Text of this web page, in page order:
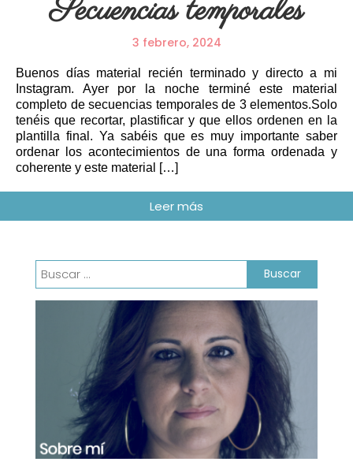
Secuencias temporales
3 febrero, 2024
Buenos días material recién terminado y directo a mi
Instagram. Ayer por la noche terminé este material
completo de secuencias temporales de 3 elementos.Solo
tenéis que recortar, plastificar y que ellos ordenen en la
plantilla final. Ya sabéis que es muy importante saber
ordenar los acontecimientos de una forma ordenada y
coherente y este material […]
Buscar: